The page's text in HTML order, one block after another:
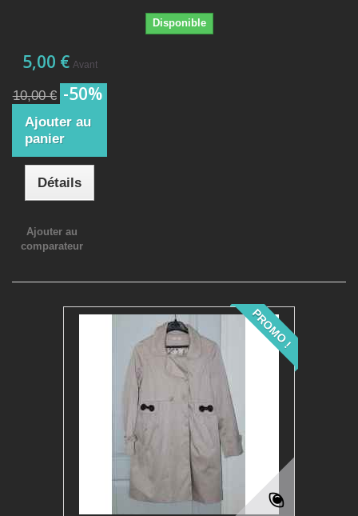
Disponible
5,00 € Avant
10,00 € -50%
Ajouter au
panier
Détails
Ajouter au
comparateur
PROMO !